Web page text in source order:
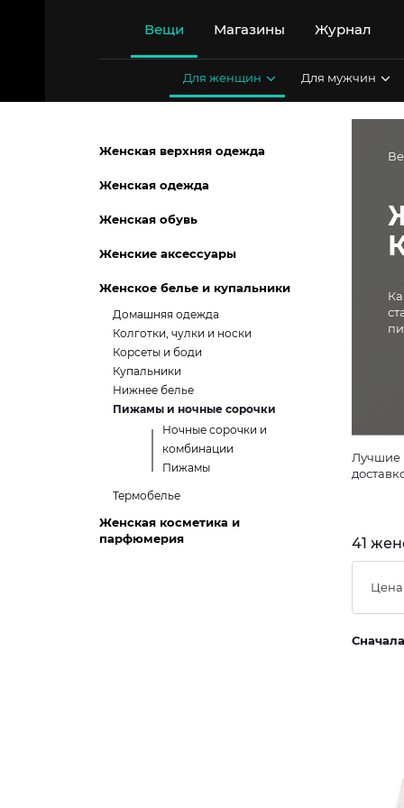
Вещи Магазины Журнал
Для женщин Для мужчин
Лучшие
41
Цена
Женская верхняя одежда
Женская одежда
Женская обувь
Женские аксессуары
Женское белье и купальники
Домашняя одежда
Колготки, чулки и носки
Корсеты и боди
Купальники
Нижнее белье
Пижамы и ночные сорочки
Ночные сорочки и
комбинации
Пижамы
Термобелье
Женская косметика и
парфюмерия